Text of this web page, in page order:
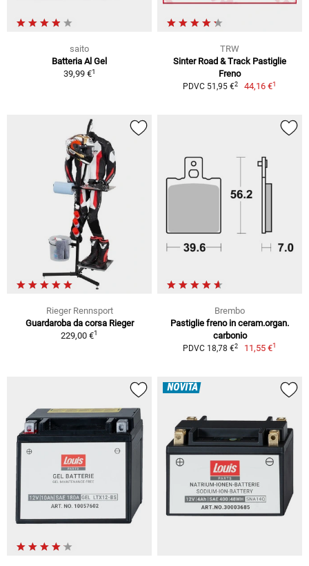
saito
Batteria Al Gel
39,99 €1
TRW
Sinter Road & Track Pastiglie
Freno
PDVC 51,95 €2 44,16 €1
Rieger Rennsport
Guardaroba da corsa Rieger
229,00 €1
Brembo
Pastiglie freno in ceram.organ.
carbonio
PDVC 18,78 €2 11,55 €1
NOVITÀ